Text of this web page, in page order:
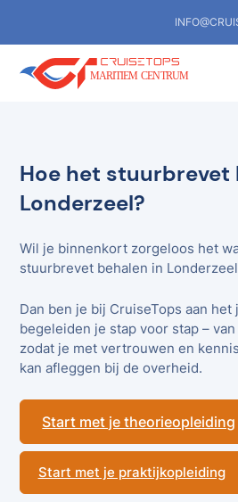
Hoe het stuurbrevet
Londerzeel?
Wil je binnenkort zorgeloos het
stuurbrevet behalen in
Dan ben je bij CruiseTops aan het
begeleiden je stap voor stap –
zodat je met vertrouwen en
kan afleggen bij de overheid.
Start met je theorieopleiding
Start met je praktijkopleiding